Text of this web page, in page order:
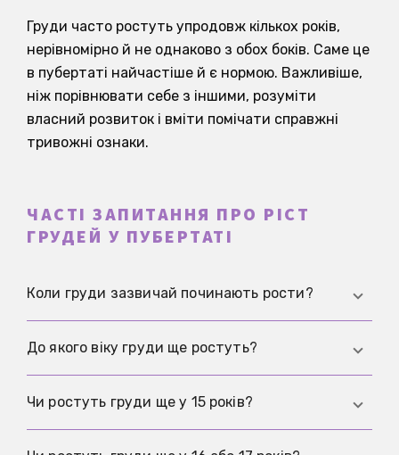
Груди часто ростуть упродовж кількох років,
нерівномірно й не однаково з обох боків. Саме це
в пубертаті найчастіше й є нормою. Важливіше,
ніж порівнювати себе з іншими, розуміти
власний розвиток і вміти помічати справжні
тривожні ознаки.
ЧАСТІ ЗАПИТАННЯ ПРО РІСТ
ГРУДЕЙ У ПУБЕРТАТІ
Коли груди зазвичай починають рости?
Розвиток грудей часто починається між 8 і 13
Трохи раніший або пізніший початок також
До якого віку груди ще ростуть?
Найпомітніший ріст зазвичай припадає на
зміни форми й об’єму можуть відбуватися і
Чи ростуть груди ще у 15 років?